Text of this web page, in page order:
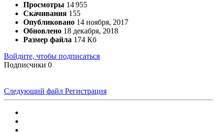
Просмотры 14 955
Скачивания 155
Опубликовано 14 ноября, 2017
Обновлено 18 декабря, 2018
Размер файла 174 Кб
Войдите, чтобы подписаться
Подписчики 0
Следующий файл Регистрация